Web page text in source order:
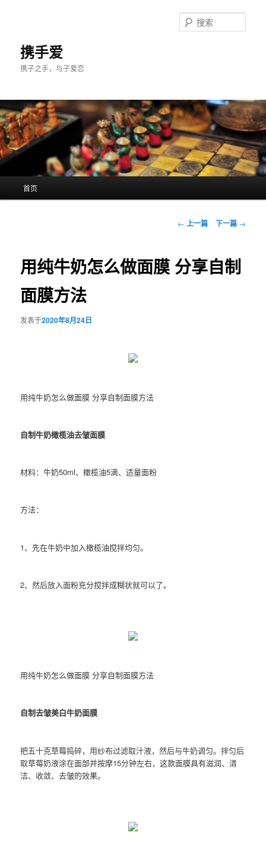
携手爱
携子之手，与子爱恋
索
首页
文
航
← 上一篇 下一篇 →
用纯牛奶怎么做面膜 分享自制
面膜方法
发表于2020年8月24日
用纯牛奶怎么做面膜 分享自制面膜方法
自制牛奶橄榄油去皱面膜
材料：牛奶50ml、橄榄油5滴、适量面粉
方法：
1、先在牛奶中加入橄榄油搅拌均匀。
2、然后放入面粉充分搅拌成糊状就可以了。
用纯牛奶怎么做面膜 分享自制面膜方法
自制去皱美白牛奶面膜
把五十克草莓捣碎，用纱布过滤取汁液，然后与牛奶调匀。拌匀后
取草莓奶液涂在面部并按摩15分钟左右，这款面膜具有滋润、清
洁、收敛、去皱的效果。